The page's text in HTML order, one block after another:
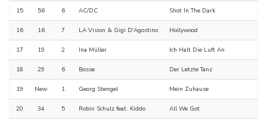
15 56 6 AC/DC Shot In The Dark
16 16 7 LA Vision & Gigi D'Agostino Hollywood
17 19 2 Ina Müller Ich Halt Die Luft An
18 29 6 Bosse Der Letzte Tanz
19 New 1 Georg Stengel Mein Zuhause
20 34 5 Robin Schulz feat. Kiddo All We Got